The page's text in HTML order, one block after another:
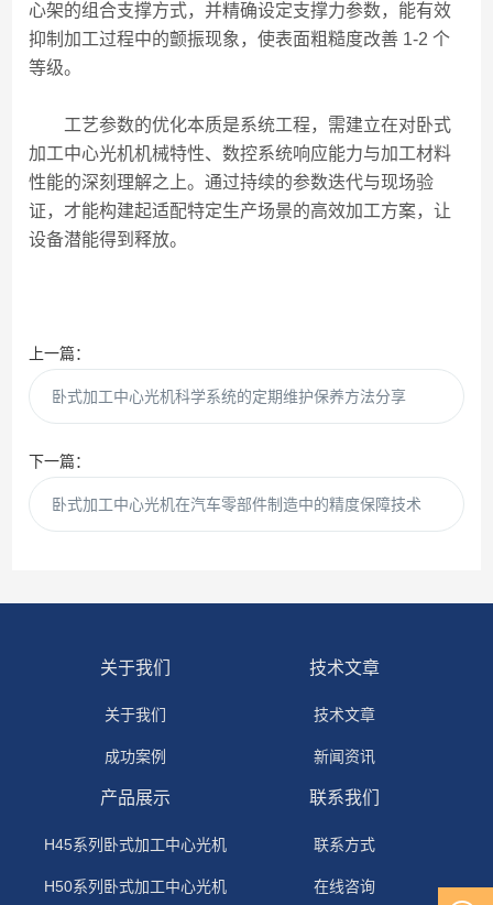
心架的组合支撑方式，并精确设定支撑力参数，能有效
抑制加工过程中的颤振现象，使表面粗糙度改善 1-2 个
等级。
工艺参数的优化本质是系统工程，需建立在对卧式
加工中心光机机械特性、数控系统响应能力与加工材料
性能的深刻理解之上。通过持续的参数迭代与现场验
证，才能构建起适配特定生产场景的高效加工方案，让
设备潜能得到释放。
上一篇：
卧式加工中心光机科学系统的定期维护保养方法分享
下一篇：
卧式加工中心光机在汽车零部件制造中的精度保障技术
关于我们
关于我们
成功案例
技术文章
技术文章
新闻资讯
产品展示
H45系列卧式加工中心光机
H50系列卧式加工中心光机
联系我们
联系方式
在线咨询